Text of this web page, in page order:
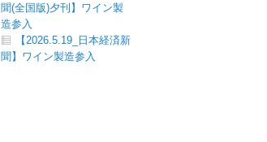
聞(全国版)夕刊】ワイン製
造参入
【2026.5.19_日本経済新
聞】ワイン製造参入